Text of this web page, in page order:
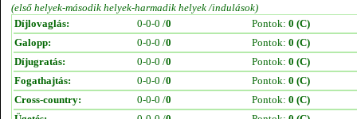
(első helyek-második helyek-harmadik helyek /indulások)
Díjlovaglás:
0-0-0 /0 Pontok: 0 (C)
Galopp:
0-0-0 /0 Pontok: 0 (C)
Díjugratás:
0-0-0 /0 Pontok: 0 (C)
Fogathajtás:
0-0-0 /0 Pontok: 0 (C)
Cross-country:
0-0-0 /0 Pontok: 0 (C)